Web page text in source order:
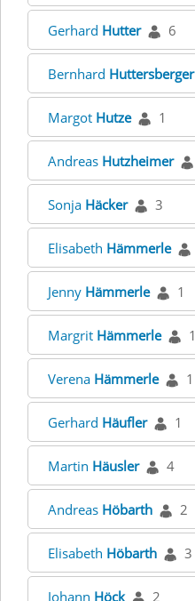
Gerhard Hutter 6
Bernhard Huttersberger
Margot Hutze 1
Andreas Hutzheimer
Sonja Häcker 3
Elisabeth Hämmerle
Jenny Hämmerle 1
Margrit Hämmerle 1
Verena Hämmerle 1
Gerhard Häufler 1
Martin Häusler 4
Andreas Höbarth 2
Elisabeth Höbarth 3
Johann Höck 2